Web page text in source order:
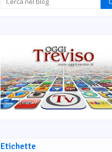
Etichette